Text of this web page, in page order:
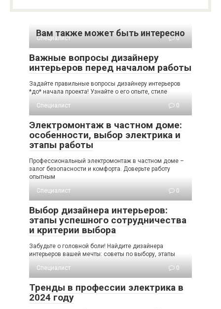
Вам также может быть интересно
Специалист 0
Важные вопросы дизайнеру
интерьеров перед началом работы
Задайте правильные вопросы дизайнеру интерьеров
*до* начала проекта! Узнайте о его опыте, стиле
Специалист
0
Электромонтаж в частном доме:
особенности, выбор электрика и
этапы работы
Профессиональный электромонтаж в частном доме –
залог безопасности и комфорта. Доверьте работу
опытным
Специалист
0
Выбор дизайнера интерьеров:
этапы успешного сотрудничества
и критерии выбора
Забудьте о головной боли! Найдите дизайнера
интерьеров вашей мечты: советы по выбору, этапы
Специалист
0
Тренды в профессии электрика в
2024 году